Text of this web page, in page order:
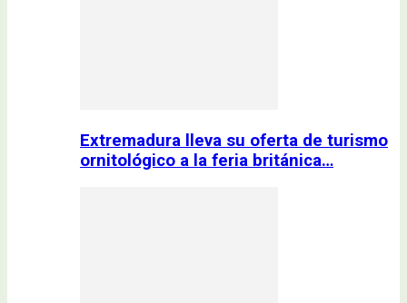
Extremadura lleva su oferta de turismo
ornitológico a la feria británica…